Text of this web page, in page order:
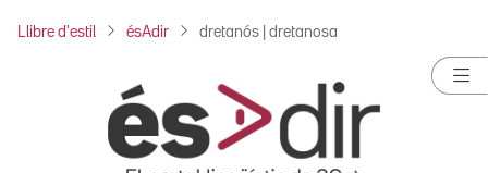
Llibre d'estil ésAdir dretanós | dretanosa